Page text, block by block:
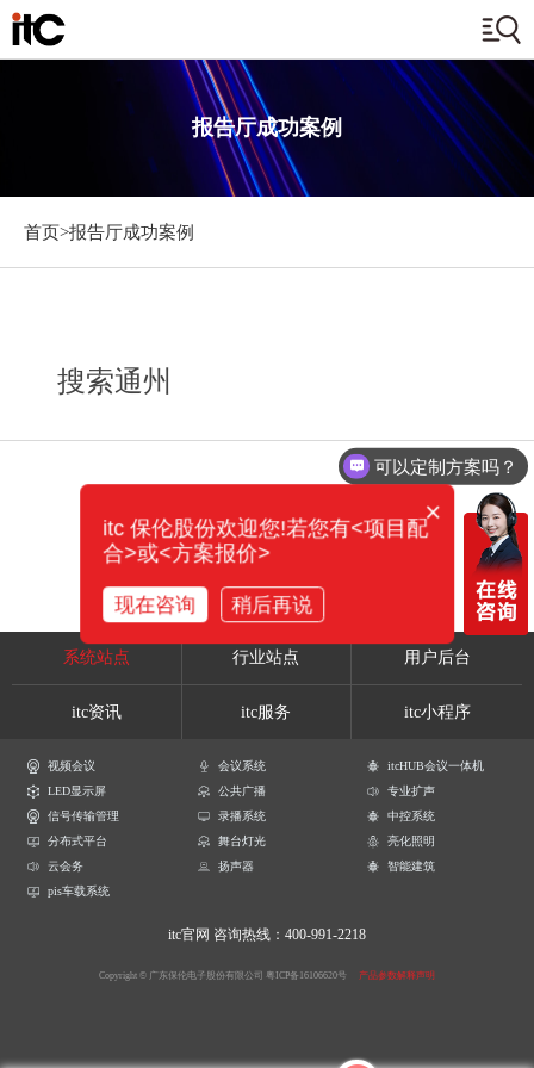
报告厅成功案例
首页>报告厅成功案例
搜索通州
系统站点 行业站点 用户后台
itc资讯 itc服务 itc小程序
视频会议 会议系统
itcHUB会议一体机
LED显示屏
公共广播
专业扩声
信号传输管理
录播系统
中控系统
分布式平台
舞台灯光
亮化照明
云会务
扬声器
智能建筑
pis车载系统
itc官网 咨询热线：400-991-2218
Copyright © 广东保伦电子股份有限公司 粤ICP备16106620号 产品参数解释声明
可以定制方案吗？
×
itc 保伦股份欢迎您!若您有<项目配
合>或<方案报价>
现在咨询 稍后再说